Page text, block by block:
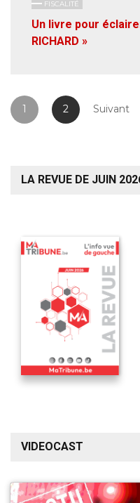
FISCALITÉ
Un livre pour éclairer
RICHARD »
1 2 Suivant
LA REVUE DE JUIN
VIDEOCAST